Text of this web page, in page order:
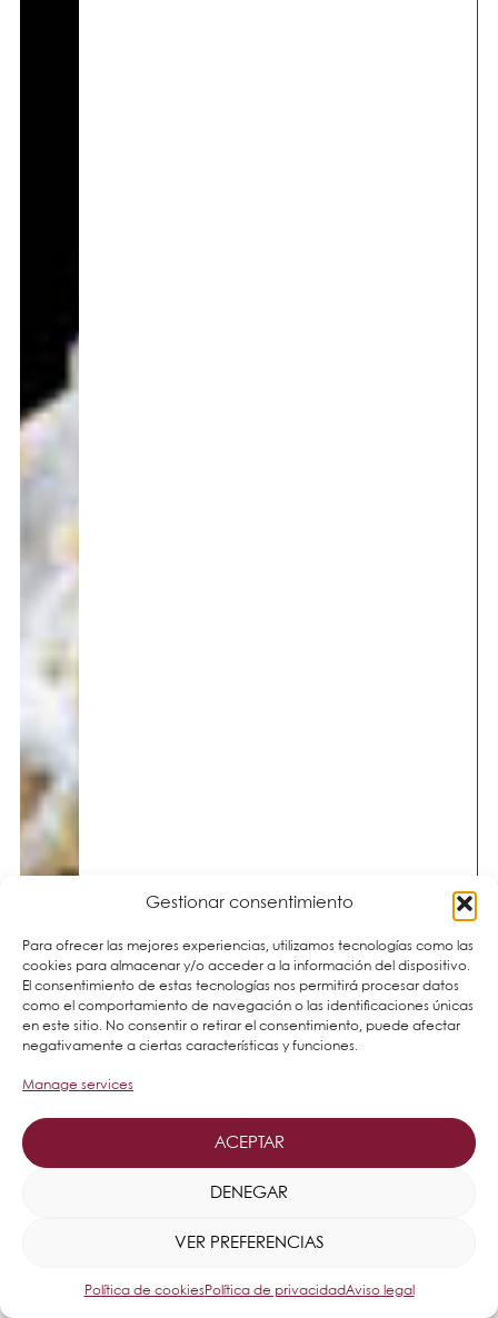
Gestionar consentimiento
Para ofrecer las mejores experiencias, utilizamos tecnologías como las
cookies para almacenar y/o acceder a la información del dispositivo.
El consentimiento de estas tecnologías nos permitirá procesar datos
como el comportamiento de navegación o las identificaciones únicas
en este sitio. No consentir o retirar el consentimiento, puede afectar
negativamente a ciertas características y funciones.
Manage services
ACEPTAR
DENEGAR
VER PREFERENCIAS
Política de cookiesPolítica de privacidadAviso legal